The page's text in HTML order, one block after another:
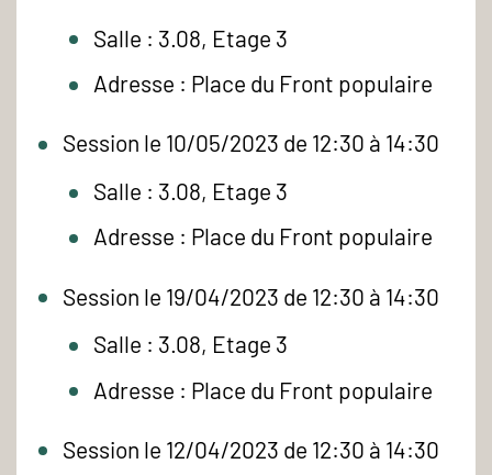
Salle : 3.08, Etage 3
Adresse : Place du Front populaire
Session le 10/05/2023 de 12:30 à 14:30
Salle : 3.08, Etage 3
Adresse : Place du Front populaire
Session le 19/04/2023 de 12:30 à 14:30
Salle : 3.08, Etage 3
Adresse : Place du Front populaire
Session le 12/04/2023 de 12:30 à 14:30